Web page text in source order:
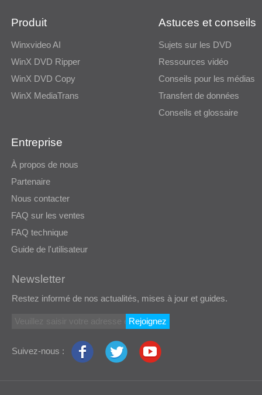
Produit
Winxvideo AI
WinX DVD Ripper
WinX DVD Copy
WinX MediaTrans
Astuces et conseils
Sujets sur les DVD
Ressources vidéo
Conseils pour les médias
Transfert de données
Conseils et glossaire
Entreprise
À propos de nous
Partenaire
Nous contacter
FAQ sur les ventes
FAQ technique
Guide de l'utilisateur
Newsletter
Restez informé de nos actualités, mises à jour et guides.
Rejoignez
Suivez-nous :